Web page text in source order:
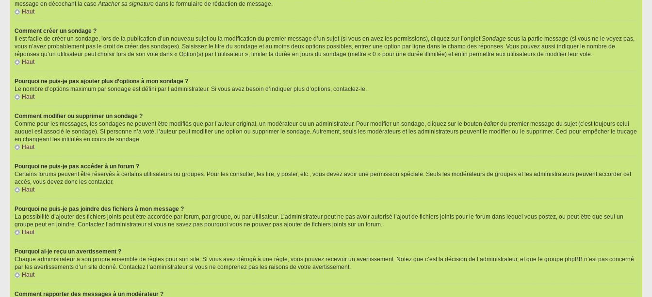
message en décochant la caseAttacher sa signature dans le formulaire de rédaction de message.
Haut
Comment créer un sondage ?
Il est facile de créer un sondage, lors de la publication d’un nouveau sujet ou la modification du premier message d’un sujet (si vous en avez les permissions), cliquez sur l’ongletSondage sous la partie message (si vous ne le voyez pas,
vous n’avez probablement pas le droit de créer des sondages). Saisissez le titre du sondage et au moins deux options possibles, entrez une option par ligne dans le champ des réponses. Vous pouvez aussi indiquer le nombre de
réponses qu’un utilisateur peut choisir lors de son vote dans « Option(s) par l’utilisateur », limiter la durée en jours du sondage (mettre « 0 » pour une durée illimitée) et enfin permettre aux utilisateurs de modifier leur vote.
Haut
Pourquoi ne puis-je pas ajouter plus d’options à mon sondage ?
Le nombre d’options maximum par sondage est défini par l’administrateur. Si vous avez besoin d’indiquer plus d’options, contactez-le.
Haut
Comment modifier ou supprimer un sondage ?
Comme pour les messages, les sondages ne peuvent être modifiés que par l’auteur original, un modérateur ou un administrateur. Pour modifier un sondage, cliquez sur le bouton éditerdu premier message du sujet (c’est toujours celui
auquel est associé le sondage). Si personne n’a voté, l’auteur peut modifier une option ou supprimer le sondage. Autrement, seuls les modérateurs et les administrateurs peuvent le modifier ou le supprimer. Ceci pour empêcher le trucage
en changeant les intitulés en cours de sondage.
Haut
Pourquoi ne puis-je pas accéder à un forum ?
Certains forums peuvent être réservés à certains utilisateurs ou groupes. Pour les consulter, les lire, y poster, etc., vous devez avoir une permission spéciale. Seuls les modérateurs de groupes et les administrateurs peuvent accorder cet
accès, vous devez donc les contacter.
Haut
Pourquoi ne puis-je pas joindre des fichiers à mon message ?
La possibilité d’ajouter des fichiers joints peut être accordée par forum, par groupe, ou par utilisateur. L’administrateur peut ne pas avoir autorisé l’ajout de fichiers joints pour le forum dans lequel vous postez, ou peut-être que seul un
groupe peut en joindre. Contactez l’administrateur si vous ne savez pas pourquoi vous ne pouvez pas ajouter de fichiers joints sur un forum.
Haut
Pourquoi ai-je reçu un avertissement ?
Chaque administrateur a son propre ensemble de règles pour son site. Si vous avez dérogé à une règle, vous pouvez recevoir un avertissement. Notez que c’est la décision de l’administrateur, et que le groupe phpBB n’est pas concerné
par les avertissements d’un site donné. Contactez l’administrateur si vous ne comprenez pas les raisons de votre avertissement.
Haut
Comment rapporter des messages à un modérateur ?